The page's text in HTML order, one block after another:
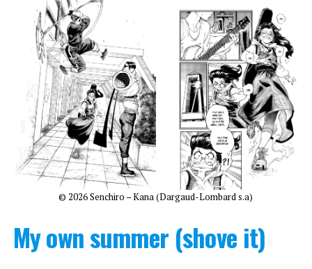
© 2026 Senchiro – Kana (Dargaud-Lombard s.a)
My own summer (shove it)